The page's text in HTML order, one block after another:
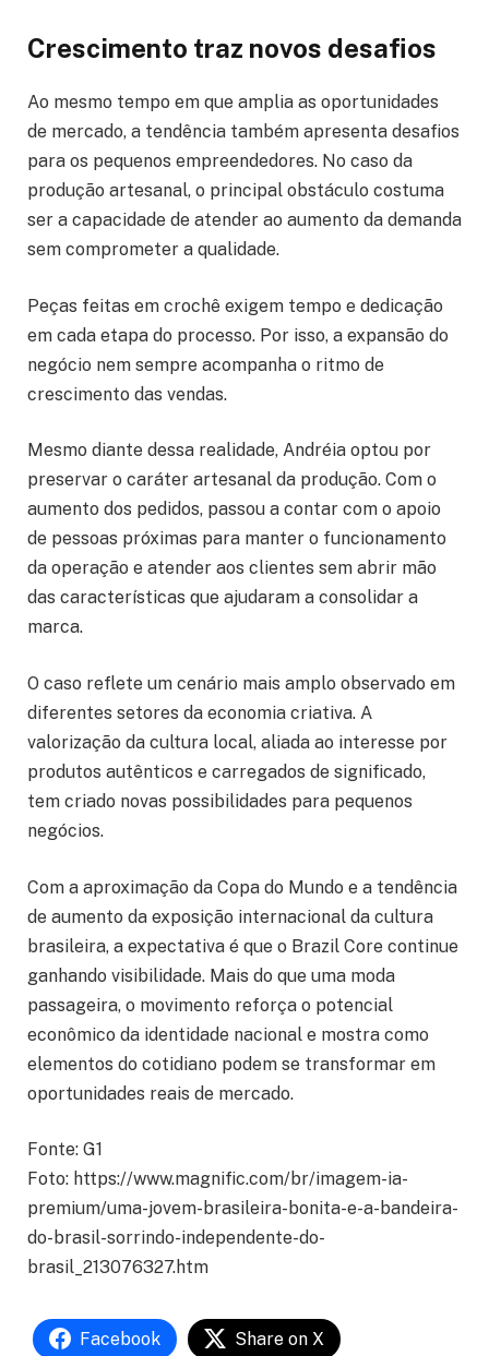
Crescimento traz novos desafios
Ao mesmo tempo em que amplia as oportunidades
de mercado, a tendência também apresenta desafios
para os pequenos empreendedores. No caso da
produção artesanal, o principal obstáculo costuma
ser a capacidade de atender ao aumento da demanda
sem comprometer a qualidade.
Peças feitas em crochê exigem tempo e dedicação
em cada etapa do processo. Por isso, a expansão do
negócio nem sempre acompanha o ritmo de
crescimento das vendas.
Mesmo diante dessa realidade, Andréia optou por
preservar o caráter artesanal da produção. Com o
aumento dos pedidos, passou a contar com o apoio
de pessoas próximas para manter o funcionamento
da operação e atender aos clientes sem abrir mão
das características que ajudaram a consolidar a
marca.
O caso reflete um cenário mais amplo observado em
diferentes setores da economia criativa. A
valorização da cultura local, aliada ao interesse por
produtos autênticos e carregados de significado,
tem criado novas possibilidades para pequenos
negócios.
Com a aproximação da Copa do Mundo e a tendência
de aumento da exposição internacional da cultura
brasileira, a expectativa é que o Brazil Core continue
ganhando visibilidade. Mais do que uma moda
passageira, o movimento reforça o potencial
econômico da identidade nacional e mostra como
elementos do cotidiano podem se transformar em
oportunidades reais de mercado.
Fonte: G1
Foto: https://www.magnific.com/br/imagem-ia-
premium/uma-jovem-brasileira-bonita-e-a-bandeira-
do-brasil-sorrindo-independente-do-
brasil_213076327.htm
Facebook Share on X